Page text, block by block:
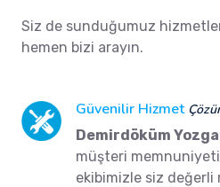
Siz de sunduğumuz
hemen bizi arayın.
Güvenilir Hizmet
Demirdöküm
müşteri memnuniyeti
ekibimizle siz